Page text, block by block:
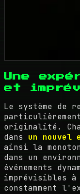
Une
et
Le système de
originalité.
dans un nouvel
ainsi la
dans un
événements
imprévisibles à
constamment